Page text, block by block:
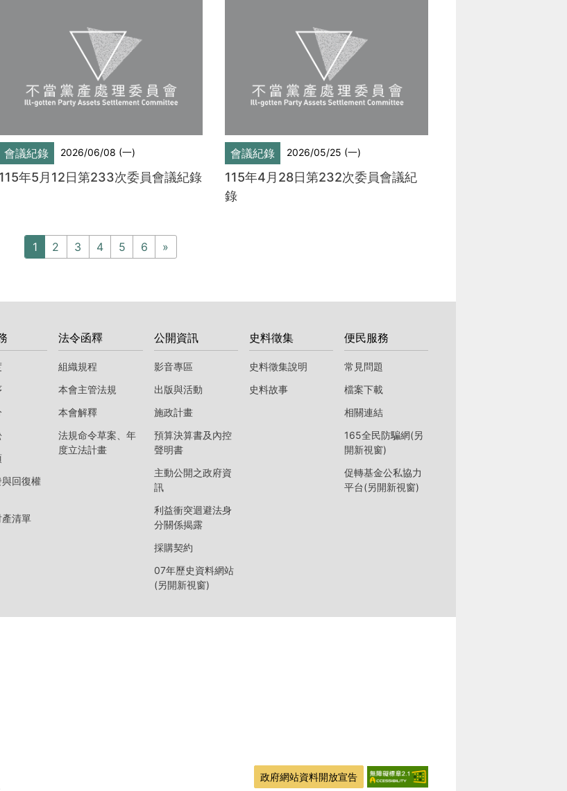
會議紀錄 2026/06/08 (一)
115年5月12日第233次委員會議紀錄
會議紀錄 2026/05/25 (一)
115年4月28日第232次委員會議紀
錄
1 2 3 4 5 6 »
回復權
清單
法令函釋
組織規程
本會主管法規
本會解釋
法規命令草案、年
度立法計畫
公開資訊
影音專區
出版與活動
施政計畫
預算決算書及內控
聲明書
主動公開之政府資
訊
利益衝突迴避法身
分關係揭露
採購契約
07年歷史資料網站
(另開新視窗)
史料徵集
史料徵集說明
史料故事
便民服務
常見問題
檔案下載
相關連結
165全民防騙網(另
開新視窗)
促轉基金公私協力
平台(另開新視窗)
政府網站資料開放宣告